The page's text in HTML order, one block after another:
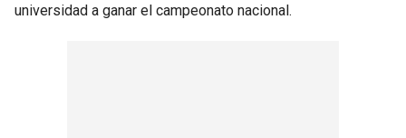
universidad a ganar el campeonato nacional.